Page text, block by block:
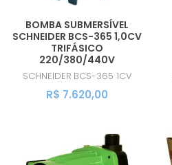
BOMBA SUBMERSÍVEL
SCHNEIDER BCS-365 1,0CV
TRIFÁSICO
220/380/440V
SCHNEIDER BCS-365 1CV
R$ 7.620,00